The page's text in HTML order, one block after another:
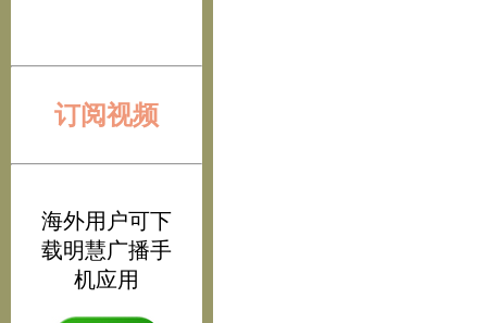
订阅视频
海外用户可下
载明慧广播手
机应用